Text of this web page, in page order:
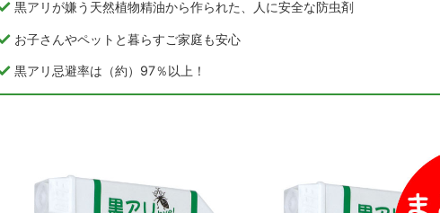
黒アリが嫌う天然植物精油から作られた、人に安全な防虫剤
お子さんやペットと暮らすご家庭も安心
黒アリ忌避率は（約）97％以上！